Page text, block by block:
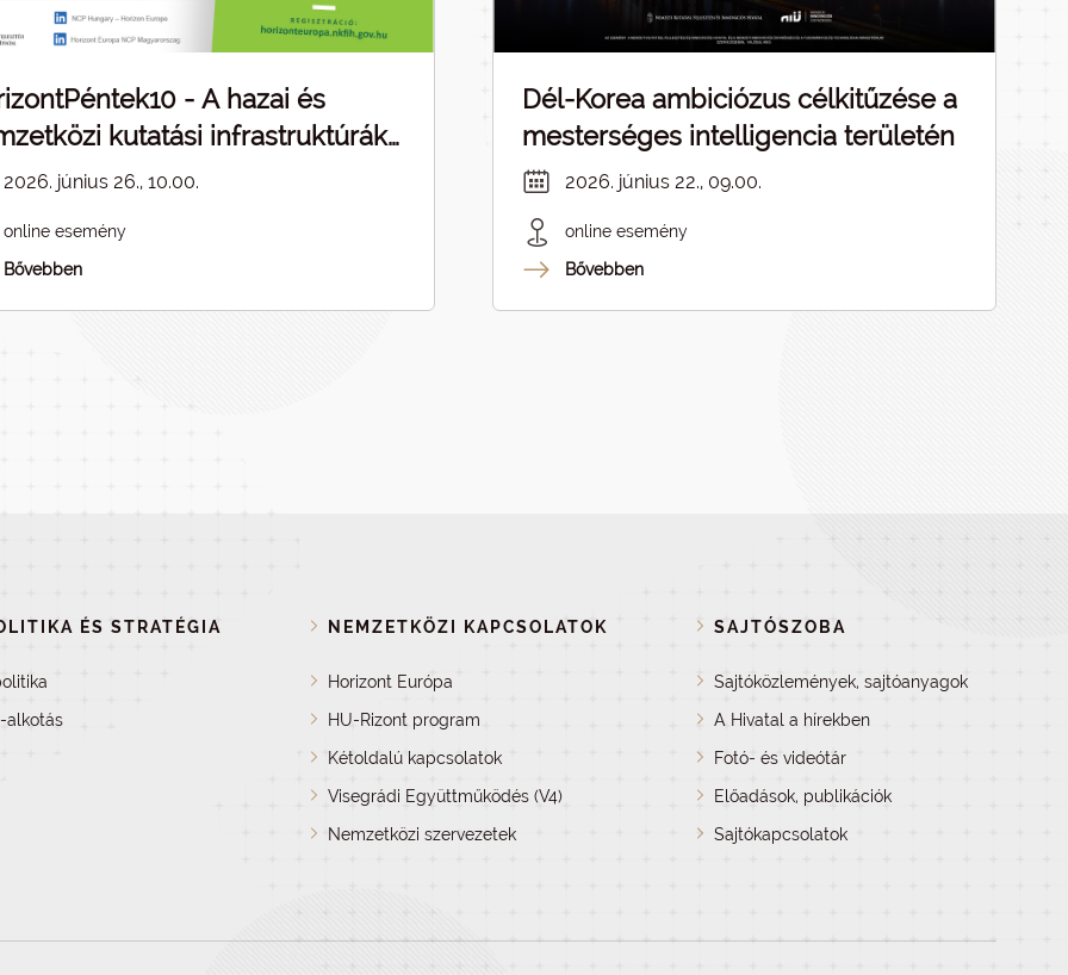
- A hazai és
kutatási infrastruktúrák
- ELMARAD
2026. június 26., 10.00.
online esemény
Bővebben
Dél-Korea ambiciózus célkitűzése a
mesterséges intelligencia területén
2026. június 22., 09.00.
online esemény
Bővebben
ÉS STRATÉGIA
alkotás
NEMZETKÖZI KAPCSOLATOK
Horizont Európa
HU-Rizont program
Kétoldalú kapcsolatok
Visegrádi Együttműködés (V4)
Nemzetközi szervezetek
SAJTÓSZOBA
Sajtóközlemények, sajtóanyagok
A Hivatal a hírekben
Fotó- és videótár
Előadások, publikációk
Sajtókapcsolatok